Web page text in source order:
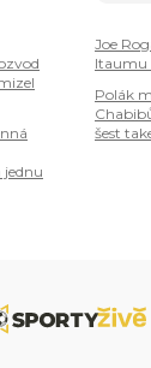
jednu
Joe
Itaumu
Polák
šest